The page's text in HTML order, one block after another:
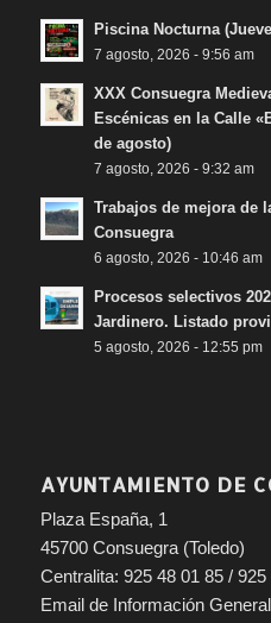
Piscina Nocturna
7 agosto, 2026 - 9:56 am
XXX Consuegra
Escénicas en la Calle
de agosto)
7 agosto, 2026 - 9:32 am
Trabajos de mejora de
Consuegra
6 agosto, 2026 - 10:46 am
Procesos selectivos
Jardinero. Listado
5 agosto, 2026 - 12:55 pm
AYUNTAMIENTO DE
Plaza España, 1
45700 Consuegra (Toledo)
Centralita: 925 48 01 85 / 925
Email de Información